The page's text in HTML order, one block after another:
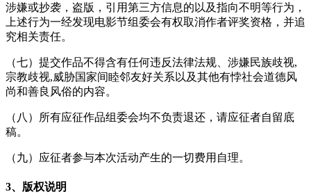
涉嫌或抄袭，盗版，引用第三方信息的以及指向不明等行为，
上述行为一经发现电影节组委会有权取消作者评奖资格，并追
究相关责任。
（七）提交作品不得含有任何违反法律法规、涉嫌民族歧视,
宗教歧视,威胁国家间睦邻友好关系以及其他有悖社会道德风
尚和善良风俗的内容。
（八）所有应征作品组委会均不负责退还，请应征者自留底
稿。
（九）应征者参与本次活动产生的一切费用自理。
3、版权说明